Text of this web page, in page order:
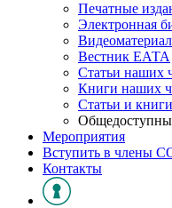
Печатные
Электронная
Вестник ЕАТА
Статьи наших
Книги наших
Статьи и
Мероприятия
Вступить в члены
Контакты